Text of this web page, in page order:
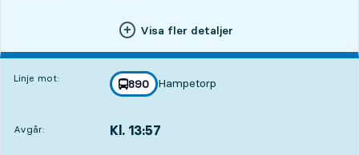
Visa fler detaljer
Linje mot: linje
890
mot
Hampetorp
,
Avgår: Kl. 13:57